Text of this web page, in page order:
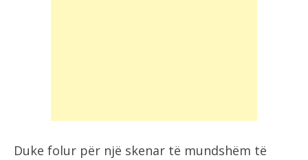
Duke folur për një skenar të mundshëm të